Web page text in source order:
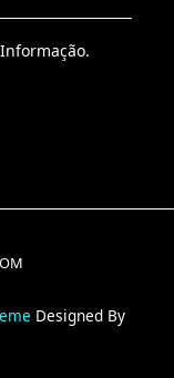
Designed By